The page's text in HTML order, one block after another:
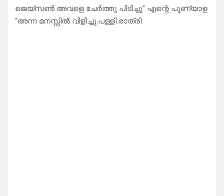
ജെയ്സൺ അവളെ ചേർത്തു പിടിച്ചു” എന്റെ പുണ്യാള
“അന്ന മനസ്സിൽ വിളിച്ചു.പള്ളി.രാത്രി.